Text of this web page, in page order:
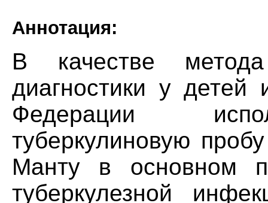
Аннотация:
В качестве
диагностики у детей
Федерации
туберкулиновую
Манту в основном
туберкулезной